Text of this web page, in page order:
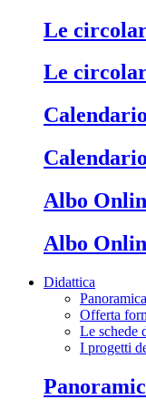
Le
Le
Albo
Albo
Didattica
Panoramica
Offerta
Le schede
I progetti